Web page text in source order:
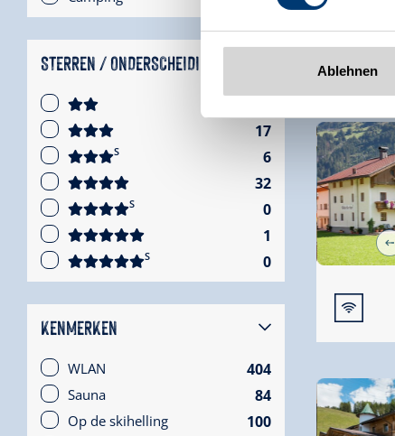
Ablehnen
STERREN / ONDERSCHEIDINGEN
17
S
6
32
S
0
1
S 0
KENMERKEN
WLAN 404
Sauna 84
Op de skihelling 100
🜉
🜉